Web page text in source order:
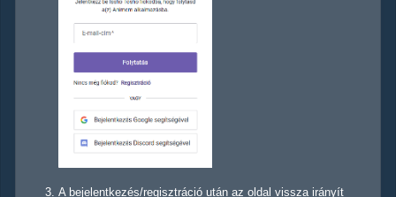
A bejelentkezés/regisztráció után az oldal vissza irányít